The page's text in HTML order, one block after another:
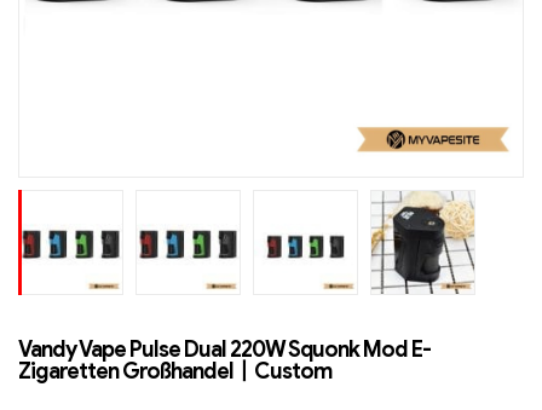
Vandy Vape Pulse Dual 220W Squonk Mod E-
Zigaretten Großhandel丨Custom